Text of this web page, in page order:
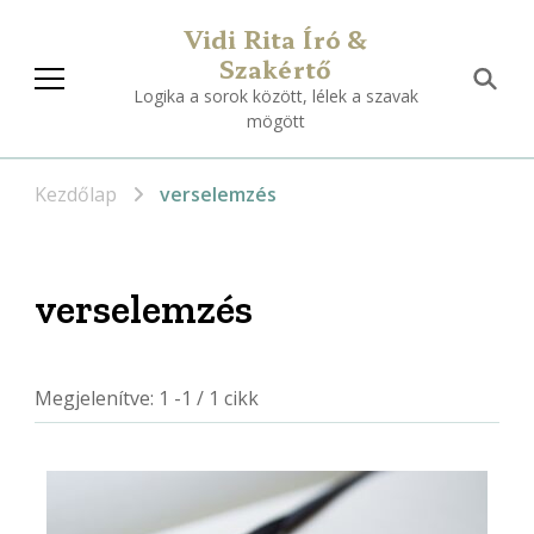
Vidi Rita Író &
Szakértő
Logika a sorok között, lélek a szavak
mögött
Kezdőlap verselemzés
verselemzés
Megjelenítve: 1 -1 / 1 cikk